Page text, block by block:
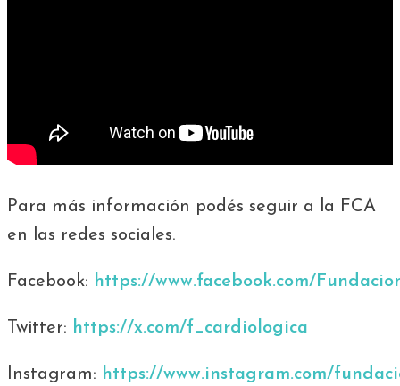
Para más información podés seguir a la FCA
en las redes sociales.
Facebook: https://www.facebook.com/
Twitter: https://x.com/f_cardiologica
Instagram: https://www.instagram.com/